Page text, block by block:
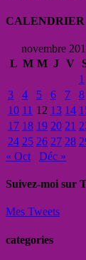
CALENDRIER
novembre
L M M J V
1
3
4 5 6 7 8
10 11 12 13 14
17 18 19 20 21
24 25 26 27 28
« Oct
Déc »
Suivez-moi sur
Mes Tweets
categories